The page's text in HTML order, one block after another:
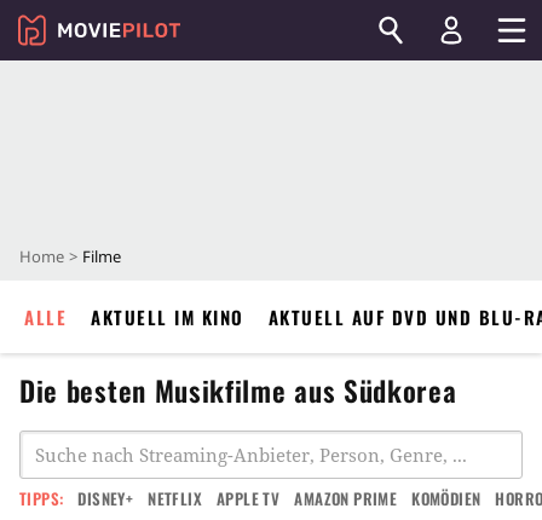
Home Filme
ALLE AKTUELL IM KINO AKTUELL AUF DVD UND BLU-
Die besten Musikfilme aus Südkorea
TIPPS: DISNEY+ NETFLIX APPLE TV AMAZON PRIME KOMÖDIEN